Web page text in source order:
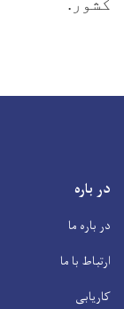
کشور.
در باره
در باره ما
ارتباط با ما
کاریابی